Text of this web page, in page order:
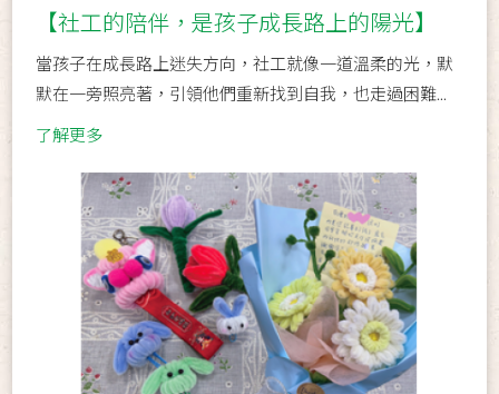
【社工的陪伴，是孩子成長路上的陽光】
當孩子在成長路上迷失方向，社工就像一道溫柔的光，默
默在一旁照亮著，引領他們重新找到自我，也走過困難...
了解更多